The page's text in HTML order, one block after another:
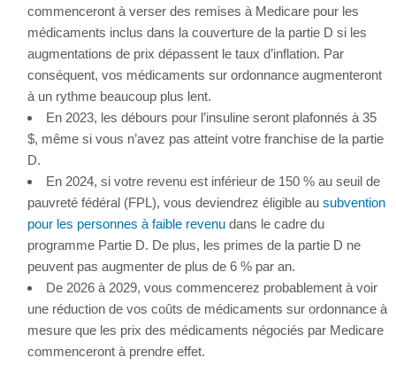
commenceront à verser des remises à Medicare pour les
médicaments inclus dans la couverture de la partie D si les
augmentations de prix dépassent le taux d’inflation. Par
conséquent, vos médicaments sur ordonnance augmenteront
à un rythme beaucoup plus lent.
En 2023, les débours pour l’insuline seront plafonnés à 35
$, même si vous n’avez pas atteint votre franchise de la partie
D.
En 2024, si votre revenu est inférieur de 150 % au seuil de
pauvreté fédéral (FPL), vous deviendrez éligible au subvention
pour les personnes à faible revenu dans le cadre du
programme Partie D. De plus, les primes de la partie D ne
peuvent pas augmenter de plus de 6 % par an.
De 2026 à 2029, vous commencerez probablement à voir
une réduction de vos coûts de médicaments sur ordonnance à
mesure que les prix des médicaments négociés par Medicare
commenceront à prendre effet.